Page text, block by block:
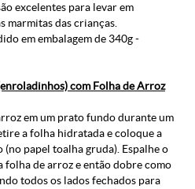
excelentes para levar em
marmitas das crianças.
em embalagem de 340g -
com Folha de Arroz
em um prato fundo durante um
a folha hidratada e coloque a
papel toalha gruda). Espalhe o
folha de arroz e então dobre como
todos os lados fechados para